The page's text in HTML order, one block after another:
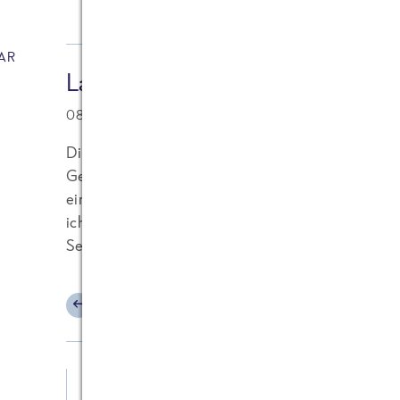
Lars
08.06.2011 at 09:25
Die richtige Dosierung von Koriander(grün) ist
Geschmack seiner Gäste kennt und kaum ein
einzige Lösung, kein Koriander zu verwenden
ich von einem original zubereiteteten Gericht,
Seifengeschmack stört?